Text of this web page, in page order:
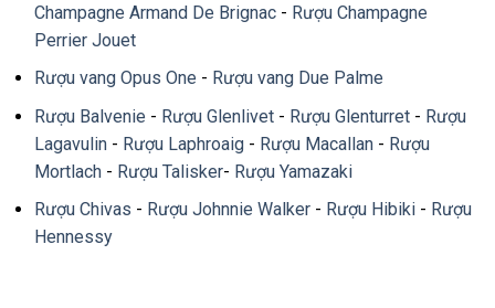
Champagne Armand De Brignac- Rượu Champagne
Perrier Jouet
Rượu vang Opus One - Rượu vang Due Palme
Rượu Balvenie - Rượu Glenlivet- Rượu Glenturret- Rượu
Lagavulin- Rượu Laphroaig- Rượu Macallan- Rượu
Mortlach- Rượu Talisker- Rượu Yamazaki
Rượu Chivas - Rượu Johnnie Walker- Rượu Hibiki- Rượu
Hennessy